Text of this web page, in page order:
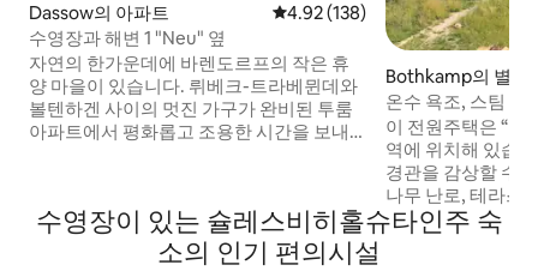
Dassow의 아파트 평점 4.92점(5점 만점), 후기 138
4.92 (138)
수영장과 해변 1 "Neu" 옆
자연의 한가운데에 바렌도르프의 작은 휴
양 마을이 있습니다. 뤼베크-트라베뮌데와
볼텐하겐 사이의 멋진 가구가 완비된 투룸
아파트에서 평화롭고 조용한 시간을 보내
수온으로 사람들을 초대합니다. 아파트는
매우 잘 갖춰져 있으며 남동쪽 방향의 발코
Bothkamp의 별장
온수 욕조, 스팀 사
코티지 오두막
이 전원주택은 “보
역에 위치해 있습
경관을 감상할 수
나무 난로, 테라스,
이즈 침대, 완비된
음악 시스템, 레코
수영장이 있는 슐레스비히홀슈타인주 숙
소의 인기 편의시설